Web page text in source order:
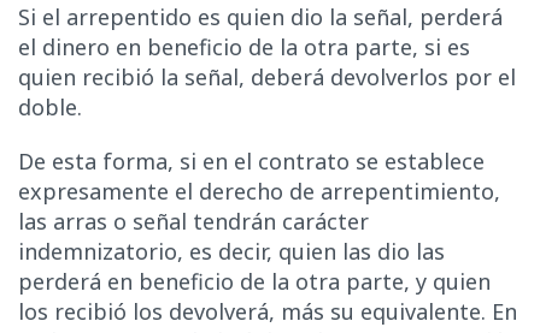
Si el arrepentido es quien dio la señal, perderá
el dinero en beneficio de la otra parte, si es
quien recibió la señal, deberá devolverlos por el
doble.
De esta forma, si en el contrato se establece
expresamente el derecho de arrepentimiento,
las arras o señal tendrán carácter
indemnizatorio, es decir, quien las dio las
perderá en beneficio de la otra parte, y quien
los recibió los devolverá, más su equivalente. En